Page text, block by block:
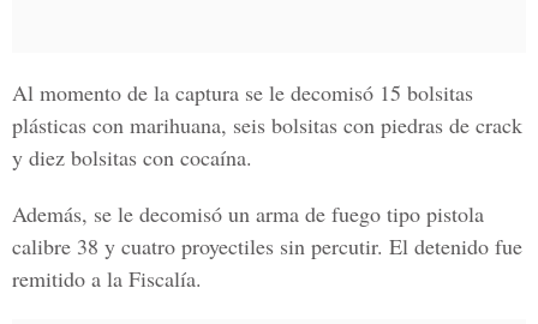
Al momento de la captura se le decomisó 15 bolsitas
plásticas con marihuana, seis bolsitas con piedras de crack
y diez bolsitas con cocaína.
Además, se le decomisó un arma de fuego tipo pistola
calibre 38 y cuatro proyectiles sin percutir. El detenido fue
remitido a la Fiscalía.